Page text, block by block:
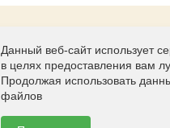
Данный веб-сайт использует
в целях предоставления вам
Продолжая использовать
файлов